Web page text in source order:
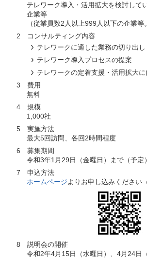
テレワーク導入・活用拡大を検討して
企業等
（従業員数2人以上999人以下の企業等
2 コンサルティング内容
テレワークに適した業務の切り出
テレワーク導入プロセスの提案
テレワークの定着支援・活用拡大
3 費用
無料
4 規模
1,000社
5 実施方法
最大5回訪問、各回2時間程度
6 募集期間
令和3年1月29日（金曜日）まで（予定）
7 申込方法
ホームページよりお申し込みください
8 説明会の開催
令和2年4月15日（水曜日）、4月24日